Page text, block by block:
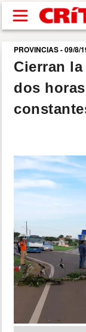
Pasar al
SUCESOS
POLÍTICA
SHOW
DEPORTES
MUNDO
INSÓLITAS
MULTIMEDIA
PROVINCIAS - 09/8/
Cierran
dos